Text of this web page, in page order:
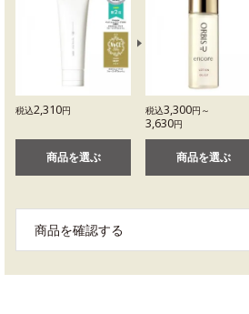
税込2,310円
商品を選ぶ
税込3,300円～
3,630円
商品を選ぶ
商品を確認する